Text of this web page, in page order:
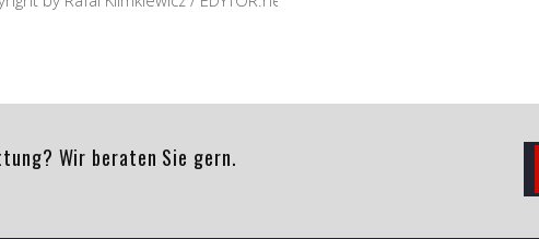
Wir beraten Sie gern.